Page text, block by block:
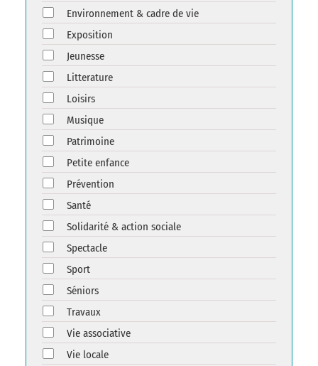
Environnement & cadre de vie
Exposition
Jeunesse
Litterature
Loisirs
Musique
Patrimoine
Petite enfance
Prévention
Santé
Solidarité & action sociale
Spectacle
Sport
Séniors
Travaux
Vie associative
Vie locale